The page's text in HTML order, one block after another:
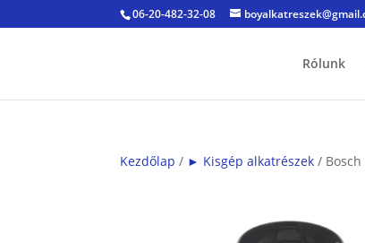
06-20-482-32-08
Rólunk
Kezdőlap / ► Kisgép alkatrészek /